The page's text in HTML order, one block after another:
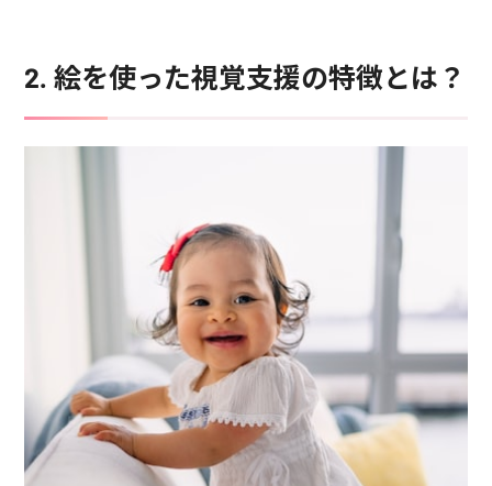
2. 絵を使った視覚支援の特徴とは？